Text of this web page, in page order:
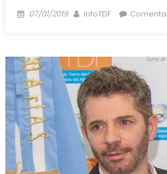
Posted
07/01/2019 Author
InfoTDF